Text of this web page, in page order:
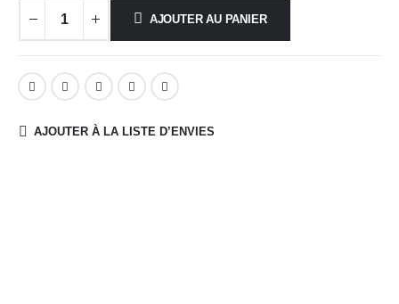
AJOUTER AU PANIER
AJOUTER À LA LISTE D’ENVIES